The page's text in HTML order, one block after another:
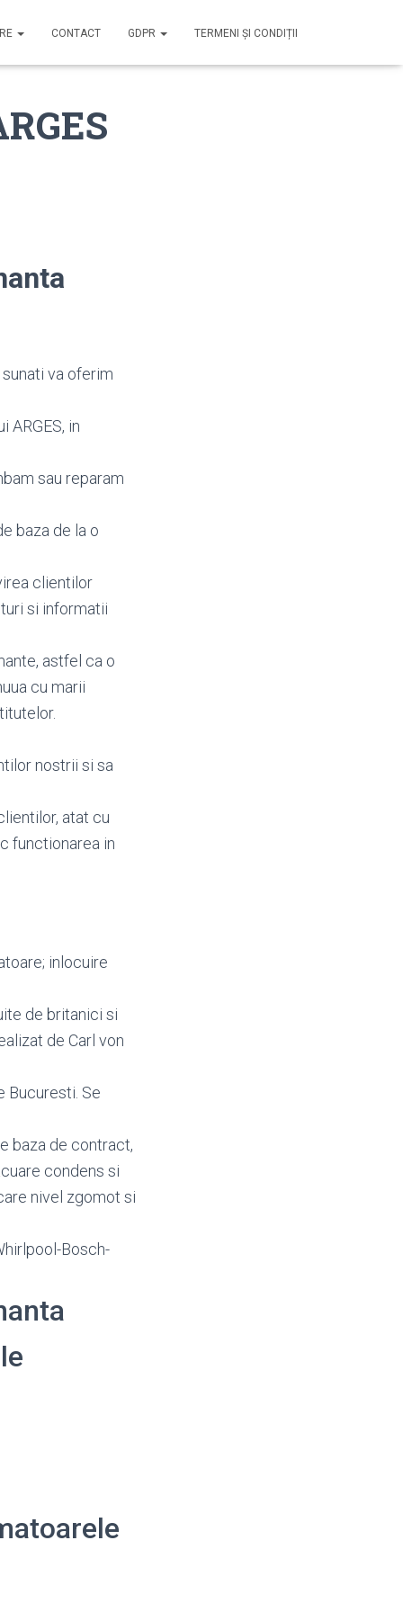
CONTACT GDPR TERMENI ȘI CONDIȚII
va oferim
ARGES, in
sau reparam
baza de la o
clientilor
si informatii
astfel ca o
cu marii
nostrii si sa
atat cu
functionarea in
inlocuire
de britanici si
de Carl von
Bucuresti. Se
baza de contract,
condens si
nivel zgomot si
Bosch-